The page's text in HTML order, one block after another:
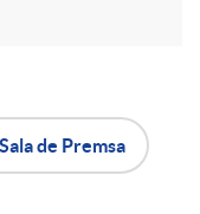
de Premsa